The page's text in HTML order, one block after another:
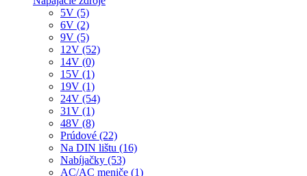
5V (5)
6V (2)
9V (5)
12V (52)
14V (0)
15V (1)
19V (1)
24V (54)
31V (1)
48V (8)
Prúdové (22)
Na DIN lištu (16)
Nabíjačky (53)
AC/AC meniče (1)